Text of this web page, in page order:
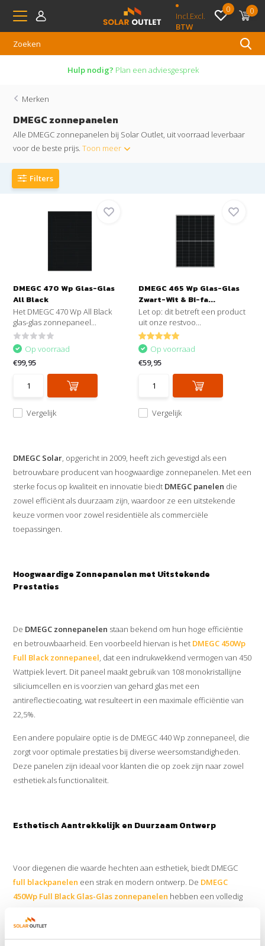
Incl.Excl.
BTW
0 0
Hulp nodig? Plan een adviesgesprek
Merken
DMEGC zonnepanelen
Alle DMEGC zonnepanelen bij Solar Outlet, uit voorraad leverbaar
voor de beste prijs.Toon meer
Filters
DMEGC 470 Wp Glas-Glas
All Black
Het DMEGC 470 Wp All Black
glas-glas zonnepaneel...
Vergelijk
Op voorraad
€99,95
DMEGC 465 Wp Glas-Glas
Zwart-Wit & Bi-fa...
Let op: dit betreft een product
uit onze restvoo...
Vergelijk
Op voorraad
€59,95
DMEGC Solar, opgericht in 2009, heeft zich gevestigd als een
betrouwbare producent van hoogwaardige zonnepanelen. Met een
sterke focus op kwaliteit en innovatie biedt DMEGC panelen die
zowel efficiënt als duurzaam zijn, waardoor ze een uitstekende
keuze vormen voor zowel residentiële als commerciële
toepassingen.
Hoogwaardige Zonnepanelen met Uitstekende
Prestaties
De DMEGC zonnepanelen staan bekend om hun hoge efficiëntie
en betrouwbaarheid. Een voorbeeld hiervan is het DMEGC 450Wp
Full Black zonnepaneel, dat een indrukwekkend vermogen van 450
Wattpiek levert. Dit paneel maakt gebruik van 108 monokristallijne
siliciumcellen en is voorzien van gehard glas met een
antireflectiecoating, wat resulteert in een maximale efficiëntie van
22,5%.
Een andere populaire optie is de DMEGC 440 Wp zonnepaneel, die
zorgt voor optimale prestaties bij diverse weersomstandigheden.
Deze panelen zijn ideaal voor klanten die op zoek zijn naar zowel
esthetiek als functionaliteit.
Esthetisch Aantrekkelijk en Duurzaam Ontwerp
Voor diegenen die waarde hechten aan esthetiek, biedt DMEGC
full blackpanelen een strak en modern ontwerp. De DMEGC
450Wp Full Black Glas-Glas zonnepanelen hebben een volledig
biedt de glas-glas constructie extra duurzaamheid, wat resulteert in
een langere levensduur en bescherming tegen zware